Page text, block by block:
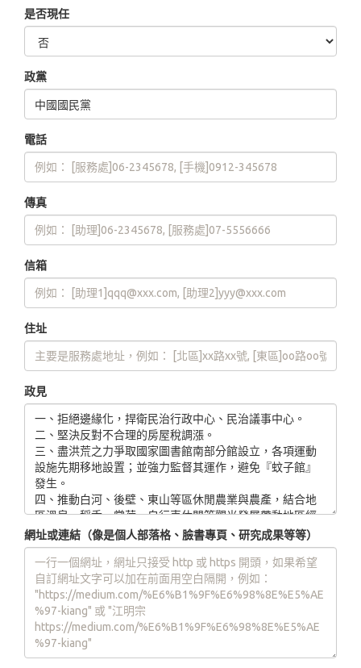
是否現任
政黨
電話
傳真
信箱
住址
政見
網址或連結（像是個人部落格、臉書專頁、研究成果等等）